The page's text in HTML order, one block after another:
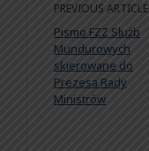
PREVIOUS ARTICLE
Pismo FZZ Służb
Mundurowych
skierowane do
Prezesa Rady
Ministrów